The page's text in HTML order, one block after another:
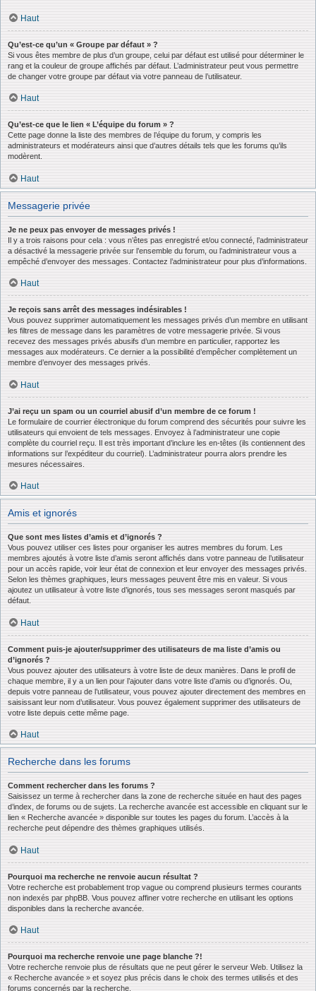
Haut
Qu’est-ce qu’un « Groupe par défaut » ?
Si vous êtes membre de plus d’un groupe, celui par défaut est utilisé pour déterminer le
rang et la couleur de groupe affichés par défaut. L’administrateur peut vous permettre
de changer votre groupe par défaut via votre panneau de l’utilisateur.
Haut
Qu’est-ce que le lien « L’équipe du forum » ?
Cette page donne la liste des membres de l’équipe du forum, y compris les
administrateurs et modérateurs ainsi que d’autres détails tels que les forums qu’ils
modèrent.
Haut
Messagerie privée
Je ne peux pas envoyer de messages privés !
Il y a trois raisons pour cela : vous n’êtes pas enregistré et/ou connecté, l’administrateur
a désactivé la messagerie privée sur l’ensemble du forum, ou l’administrateur vous a
empêché d’envoyer des messages. Contactez l’administrateur pour plus d’informations.
Haut
Je reçois sans arrêt des messages indésirables !
Vous pouvez supprimer automatiquement les messages privés d’un membre en utilisant
les filtres de message dans les paramètres de votre messagerie privée. Si vous
recevez des messages privés abusifs d’un membre en particulier, rapportez les
messages aux modérateurs. Ce dernier a la possibilité d’empêcher complètement un
membre d’envoyer des messages privés.
Haut
J’ai reçu un spam ou un courriel abusif d’un membre de ce forum !
Le formulaire de courrier électronique du forum comprend des sécurités pour suivre les
utilisateurs qui envoient de tels messages. Envoyez à l’administrateur une copie
complète du courriel reçu. Il est très important d’inclure les en-têtes (ils contiennent des
informations sur l’expéditeur du courriel). L’administrateur pourra alors prendre les
mesures nécessaires.
Haut
Amis et ignorés
Que sont mes listes d’amis et d’ignorés ?
Vous pouvez utiliser ces listes pour organiser les autres membres du forum. Les
membres ajoutés à votre liste d’amis seront affichés dans votre panneau de l’utilisateur
pour un accès rapide, voir leur état de connexion et leur envoyer des messages privés.
Selon les thèmes graphiques, leurs messages peuvent être mis en valeur. Si vous
ajoutez un utilisateur à votre liste d’ignorés, tous ses messages seront masqués par
défaut.
Haut
Comment puis-je ajouter/supprimer des utilisateurs de ma liste d’amis ou
d’ignorés ?
Vous pouvez ajouter des utilisateurs à votre liste de deux manières. Dans le profil de
chaque membre, il y a un lien pour l’ajouter dans votre liste d’amis ou d’ignorés. Ou,
depuis votre panneau de l’utilisateur, vous pouvez ajouter directement des membres en
saisissant leur nom d’utilisateur. Vous pouvez également supprimer des utilisateurs de
votre liste depuis cette même page.
Haut
Recherche dans les forums
Comment rechercher dans les forums ?
Saisissez un terme à rechercher dans la zone de recherche située en haut des pages
d’index, de forums ou de sujets. La recherche avancée est accessible en cliquant sur le
lien « Recherche avancée » disponible sur toutes les pages du forum. L’accès à la
recherche peut dépendre des thèmes graphiques utilisés.
Haut
Pourquoi ma recherche ne renvoie aucun résultat ?
Votre recherche est probablement trop vague ou comprend plusieurs termes courants
non indexés par phpBB. Vous pouvez affiner votre recherche en utilisant les options
disponibles dans la recherche avancée.
Haut
Pourquoi ma recherche renvoie une page blanche ?!
Votre recherche renvoie plus de résultats que ne peut gérer le serveur Web. Utilisez la
« Recherche avancée » et soyez plus précis dans le choix des termes utilisés et des
forums concernés par la recherche.